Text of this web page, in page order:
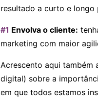
resultado a curto e longo
#1 Envolva o cliente:
marketing com maior
Acrescento aqui também
digital) sobre a
em que todos estamos